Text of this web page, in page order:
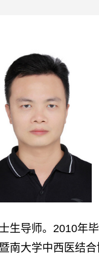
士生导师。 2010年
南大学中西医结合